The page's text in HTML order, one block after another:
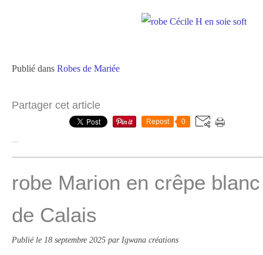
Publié dans Robes de Mariée
Partager cet article
Repost 0
robe Marion en crêpe
de Calais
Publié le 18 septembre 2025 par Igwana créations